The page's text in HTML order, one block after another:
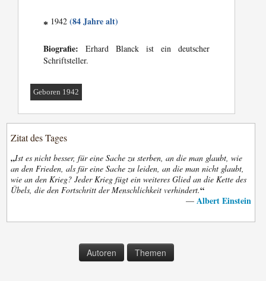
* 1942(84 Jahre alt)
Biografie: Erhard Blanck ist ein deutscher
Schriftsteller.
Geboren 1942
Zitat des Tages
„Ist es nicht besser, für eine Sache zu sterben, an die man glaubt, wie
an den Frieden, als für eine Sache zu leiden, an die man nicht glaubt,
wie an den Krieg? Jeder Krieg fügt ein weiteres Glied an die Kette des
Übels, die den Fortschritt der Menschlichkeit verhindert.“
— Albert Einstein
Autoren Themen